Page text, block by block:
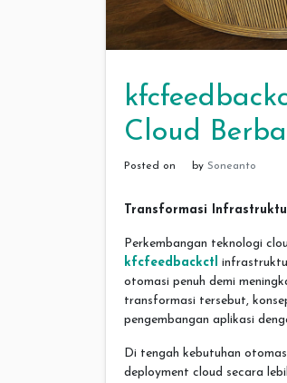
Cloud
Posted on by Soneanto
Transformasi
Perkembangan teknologi
kfcfeedbackctl
otomasi penuh demi
transformasi tersebut,
pengembangan aplikasi
Di tengah kebutuhan
deployment cloud secara